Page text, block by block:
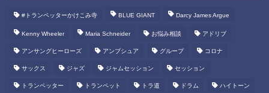
#トランペッターかけこみ寺 BLUE GIANT Darcy James Argue
Kenny Wheeler Maria Schneider お悩み相談 アドリブ
アンサングヒーローズ アンブシュア グループ コロナ
サックス ジャズ ジャムセッション セッション
トランペッター トランペット トラ道 ドラム ハイトーン